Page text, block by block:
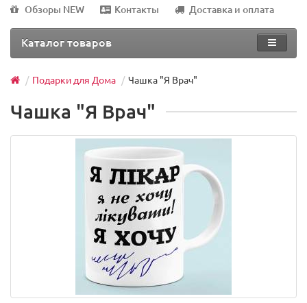
Обзоры NEW
Контакты Доставка и оплата
Каталог товаров
Подарки для Дома Чашка "Я Врач"
Чашка "Я Врач"